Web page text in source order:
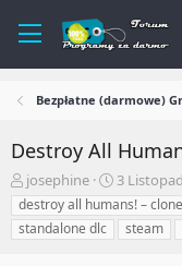
Bezpłatne (darmowe)
Destroy All
A
u
t
o
josephine
R
o
z
p
3
destroy all humans! –
standalone dlc
steam